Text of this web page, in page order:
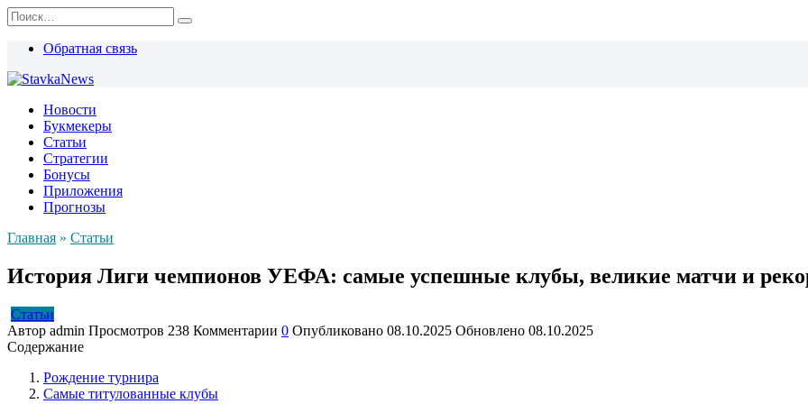
Перейти
к
содержанию
Search
for:
Обратная связь
Новости
Букмекеры
Статьи
Стратегии
Бонусы
Приложения
Прогнозы
Главная » Статьи
История Лиги чемпионов УЕФА: самые успешные клубы, великие матчи и
Статьи
Автор admin Просмотров 238 Комментарии 0 Опубликовано 08.10.2025 Обновлено 08.10.2025
Содержание
Рождение турнира
Самые титулованные клубы